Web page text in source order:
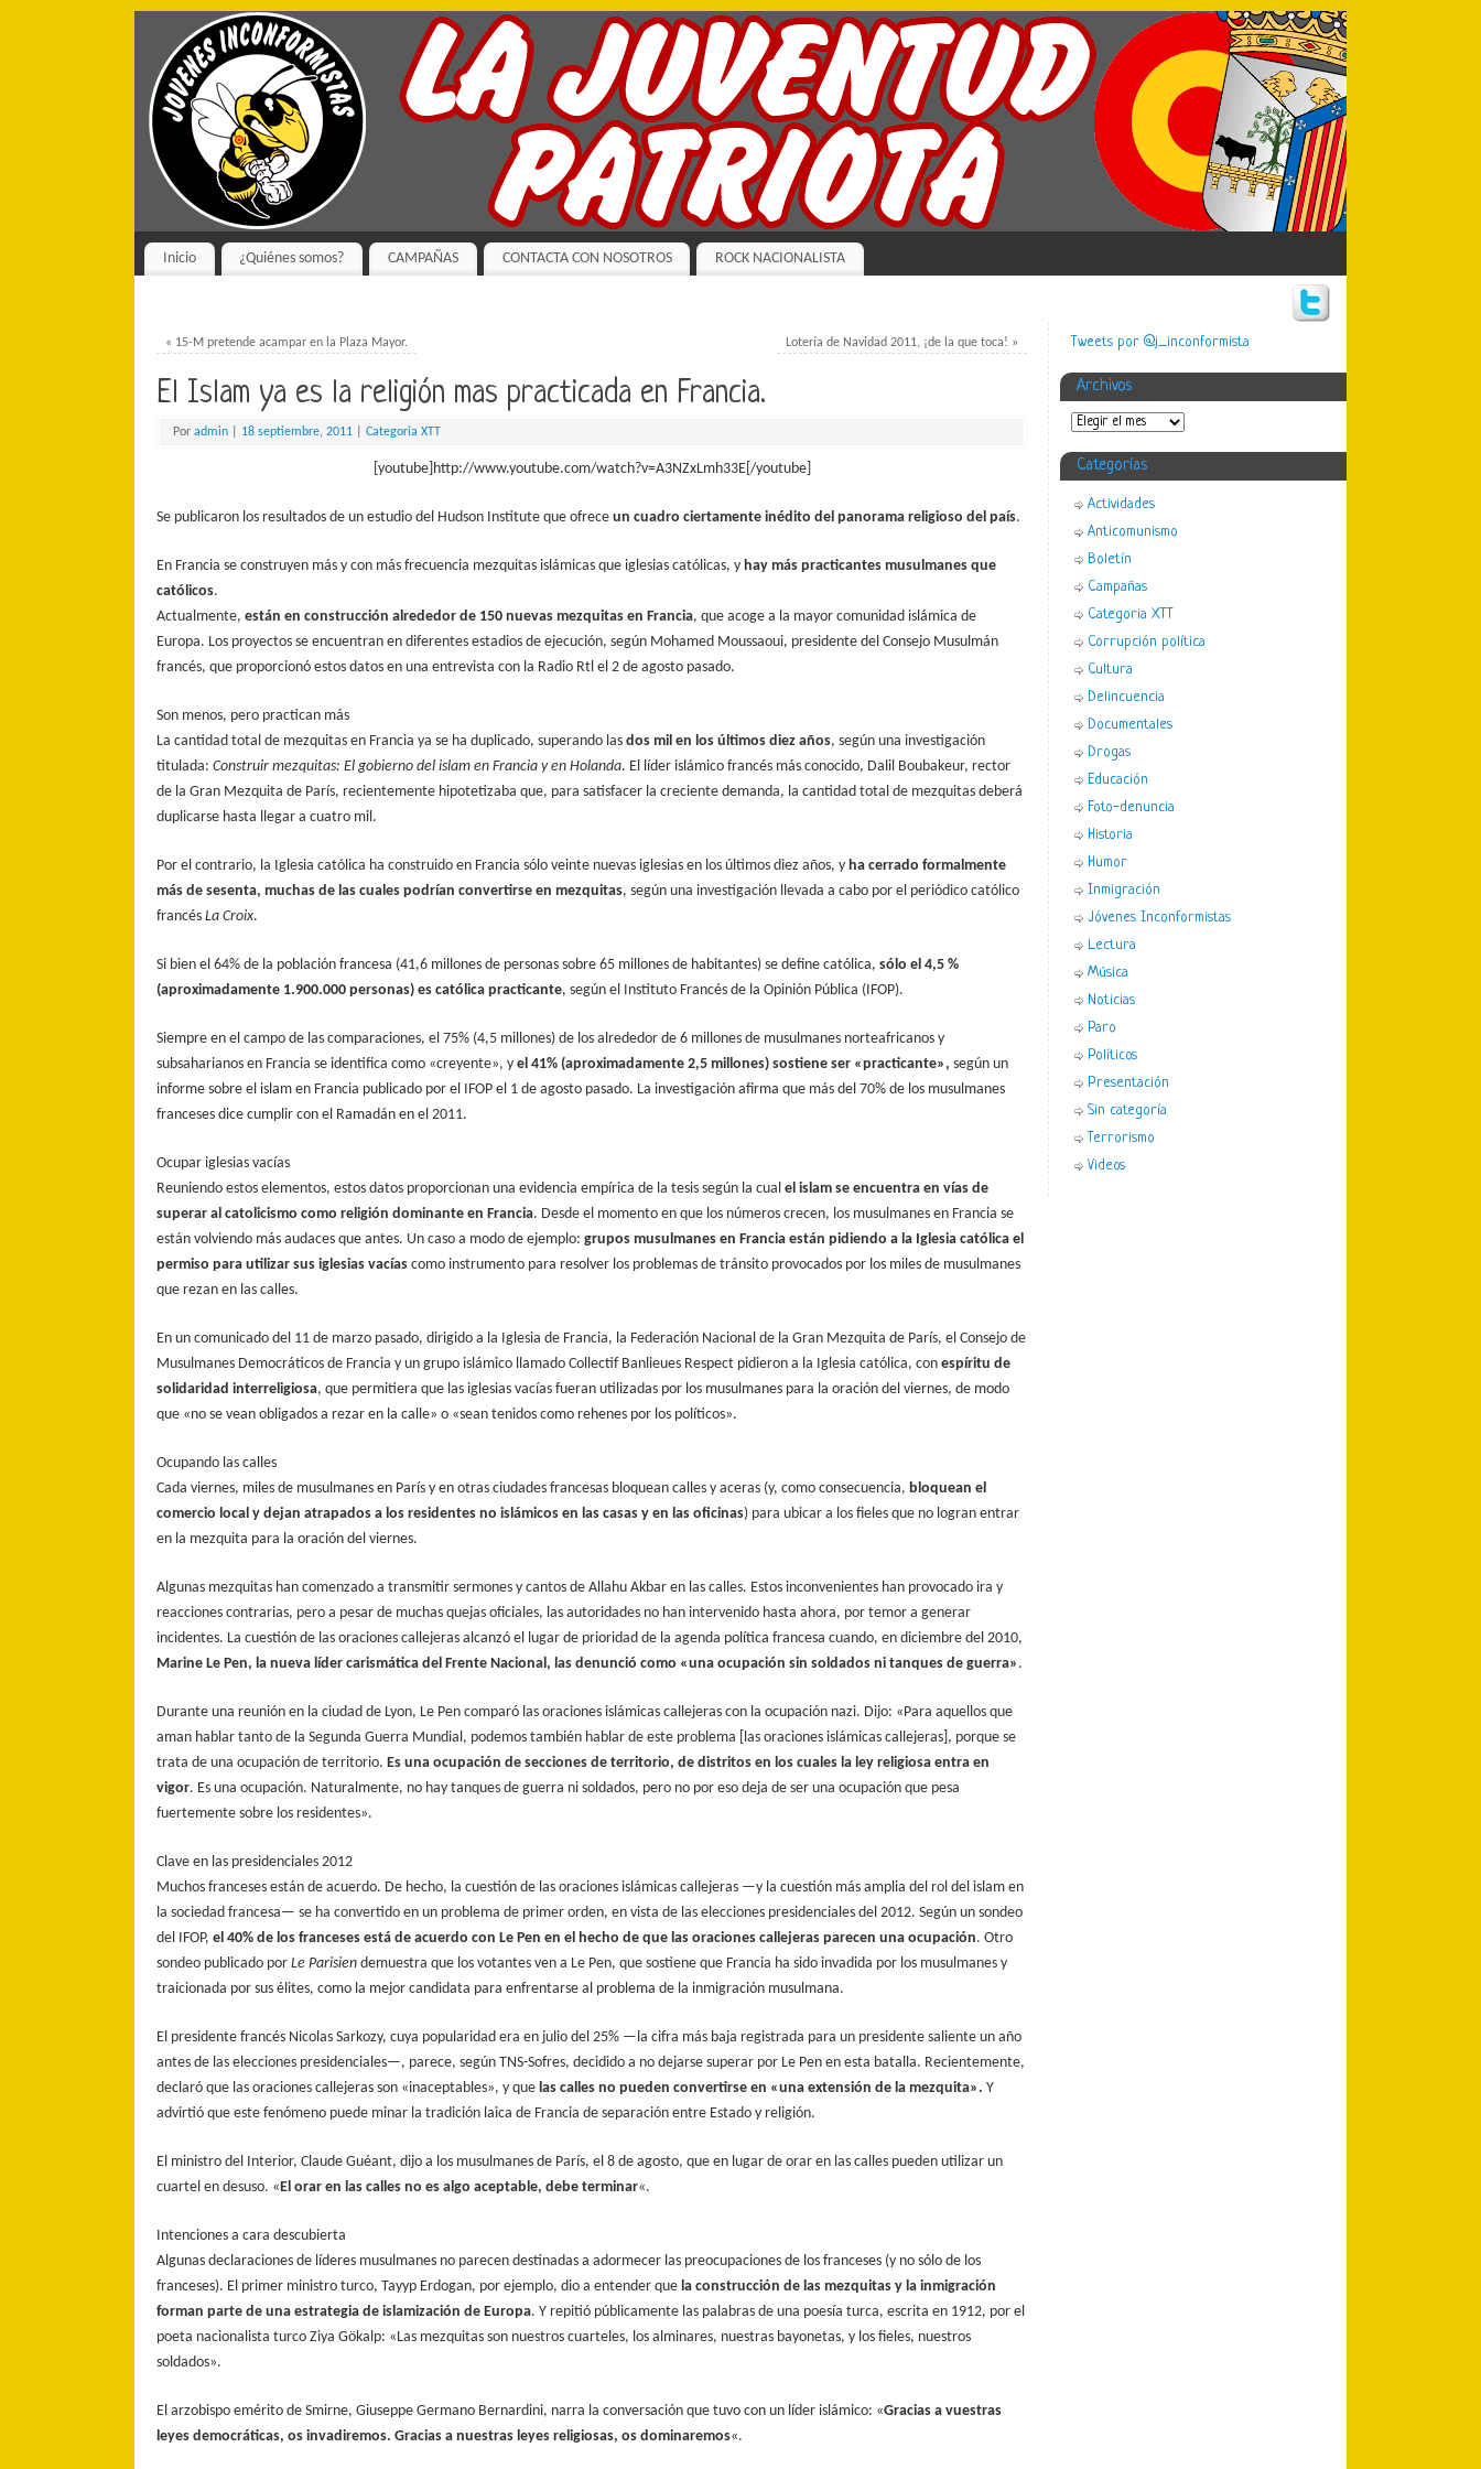
Inicio ¿Quiénes somos? CAMPAÑAS CONTACTA CON NOSOTROS ROCK NACIONALISTA
« 15-M pretende acampar en la Plaza Mayor. Lotería de Navidad 2011, ¡de la que toca! »
El Islam ya es la religión mas practicada en Francia.
Por admin 18 septiembre, 2011 Categoria XTT
[youtube]http://www.youtube.com/watch?v=A3NZxLmh33E[/youtube]
Se publicaron los resultados de un estudio del Hudson Institute que ofrece un cuadro ciertamente inédito del panorama religioso del país.
En Francia se construyen más y con más frecuencia mezquitas islámicas que iglesias católicas, y hay más practicantes musulmanes que
católicos.
Actualmente, están en construcción alrededor de 150 nuevas mezquitas en Francia, que acoge a la mayor comunidad islámica de
Europa. Los proyectos se encuentran en diferentes estadios de ejecución, según Mohamed Moussaoui, presidente del Consejo Musulmán
francés, que proporcionó estos datos en una entrevista con la Radio Rtl el 2 de agosto pasado.
Son menos, pero practican más
La cantidad total de mezquitas en Francia ya se ha duplicado, superando las dos mil en los últimos diez años, según una investigación
titulada: Construir mezquitas: El gobierno del islam en Francia y en Holanda. El líder islámico francés más conocido, Dalil Boubakeur, rector
de la Gran Mezquita de París, recientemente hipotetizaba que, para satisfacer la creciente demanda, la cantidad total de mezquitas deberá
duplicarse hasta llegar a cuatro mil.
Por el contrario, la Iglesia católica ha construido en Francia sólo veinte nuevas iglesias en los últimos diez años, y ha cerrado formalmente
más de sesenta, muchas de las cuales podrían convertirse en mezquitas, según una investigación llevada a cabo por el periódico católico
francés La Croix.
Si bien el 64% de la población francesa (41,6 millones de personas sobre 65 millones de habitantes) se define católica, sólo el 4,5 %
(aproximadamente 1.900.000 personas) es católica practicante, según el Instituto Francés de la Opinión Pública (IFOP).
Siempre en el campo de las comparaciones, el 75% (4,5 millones) de los alrededor de 6 millones de musulmanes norteafricanos y
subsaharianos en Francia se identifica como «creyente», y el 41% (aproximadamente 2,5 millones) sostiene ser «practicante», según un
informe sobre el islam en Francia publicado por el IFOP el 1 de agosto pasado. La investigación afirma que más del 70% de los musulmanes
franceses dice cumplir con el Ramadán en el 2011.
Ocupar iglesias vacías
Reuniendo estos elementos, estos datos proporcionan una evidencia empírica de la tesis según la cual el islam se encuentra en vías de
superar al catolicismo como religión dominante en Francia. Desde el momento en que los números crecen, los musulmanes en Francia se
están volviendo más audaces que antes. Un caso a modo de ejemplo: grupos musulmanes en Francia están pidiendo a la Iglesia católica el
permiso para utilizar sus iglesias vacías como instrumento para resolver los problemas de tránsito provocados por los miles de musulmanes
que rezan en las calles.
En un comunicado del 11 de marzo pasado, dirigido a la Iglesia de Francia, la Federación Nacional de la Gran Mezquita de París, el Consejo de
Musulmanes Democráticos de Francia y un grupo islámico llamado Collectif Banlieues Respect pidieron a la Iglesia católica, con espíritu de
solidaridad interreligiosa, que permitiera que las iglesias vacías fueran utilizadas por los musulmanes para la oración del viernes, de modo
que «no se vean obligados a rezar en la calle» o «sean tenidos como rehenes por los políticos».
Ocupando las calles
Cada viernes, miles de musulmanes en París y en otras ciudades francesas bloquean calles y aceras (y, como consecuencia, bloquean el
comercio local y dejan atrapados a los residentes no islámicos en las casas y en las oficinas) para ubicar a los fieles que no logran entrar
en la mezquita para la oración del viernes.
Algunas mezquitas han comenzado a transmitir sermones y cantos de Allahu Akbar en las calles. Estos inconvenientes han provocado ira y
reacciones contrarias, pero a pesar de muchas quejas oficiales, las autoridades no han intervenido hasta ahora, por temor a generar
incidentes. La cuestión de las oraciones callejeras alcanzó el lugar de prioridad de la agenda política francesa cuando, en diciembre del 2010,
Marine Le Pen, la nueva líder carismática del Frente Nacional, las denunció como «una ocupación sin soldados ni tanques de guerra» .
Durante una reunión en la ciudad de Lyon, Le Pen comparó las oraciones islámicas callejeras con la ocupación nazi. Dijo: «Para aquellos que
aman hablar tanto de la Segunda Guerra Mundial, podemos también hablar de este problema [las oraciones islámicas callejeras], porque se
trata de una ocupación de territorio. Es una ocupación de secciones de territorio, de distritos en los cuales la ley religiosa entra en
vigor. Es una ocupación. Naturalmente, no hay tanques de guerra ni soldados, pero no por eso deja de ser una ocupación que pesa
fuertemente sobre los residentes».
Clave en las presidenciales 2012
Muchos franceses están de acuerdo. De hecho, la cuestión de las oraciones islámicas callejeras —y la cuestión más amplia del rol del islam en
la sociedad francesa— se ha convertido en un problema de primer orden, en vista de las elecciones presidenciales del 2012. Según un sondeo
del IFOP, el 40% de los franceses está de acuerdo con Le Pen en el hecho de que las oraciones callejeras parecen una ocupación. Otro
sondeo publicado por Le Parisien demuestra que los votantes ven a Le Pen, que sostiene que Francia ha sido invadida por los musulmanes y
traicionada por sus élites, como la mejor candidata para enfrentarse al problema de la inmigración musulmana.
El presidente francés Nicolas Sarkozy, cuya popularidad era en julio del 25% —la cifra más baja registrada para un presidente saliente un año
antes de las elecciones presidenciales—, parece, según TNS-Sofres, decidido a no dejarse superar por Le Pen en esta batalla. Recientemente,
declaró que las oraciones callejeras son «inaceptables», y que las calles no pueden convertirse en «una extensión de la mezquita». Y
advirtió que este fenómeno puede minar la tradición laica de Francia de separación entre Estado y religión.
El ministro del Interior, Claude Guéant, dijo a los musulmanes de París, el 8 de agosto, que en lugar de orar en las calles pueden utilizar un
cuartel en desuso. «El orar en las calles no es algo aceptable, debe terminar«.
Intenciones a cara descubierta
Algunas declaraciones de líderes musulmanes no parecen destinadas a adormecer las preocupaciones de los franceses (y no sólo de los
franceses). El primer ministro turco, Tayyp Erdogan, por ejemplo, dio a entender que la construcción de las mezquitas y la inmigración
forman parte de una estrategia de islamización de Europa. Y repitió públicamente las palabras de una poesía turca, escrita en 1912, por el
poeta nacionalista turco Ziya Gökalp: «Las mezquitas son nuestros cuarteles, los alminares, nuestras bayonetas, y los fieles, nuestros
soldados».
El arzobispo emérito de Smirne, Giuseppe Germano Bernardini, narra la conversación que tuvo con un líder islámico: «Gracias a vuestras
leyes democráticas, os invadiremos. Gracias a nuestras leyes religiosas, os dominaremos«.
Tweets por @j_inconformista
Archivos
Categorías
Actividades
Anticomunismo
Boletín
Campañas
Categoria XTT
Corrupción política
Cultura
Delincuencia
Documentales
Drogas
Educación
Foto-denuncia
Historia
Humor
Inmigración
Jóvenes Inconformistas
Lectura
Música
Noticias
Paro
Políticos
Presentación
Sin categoría
Terrorismo
Videos